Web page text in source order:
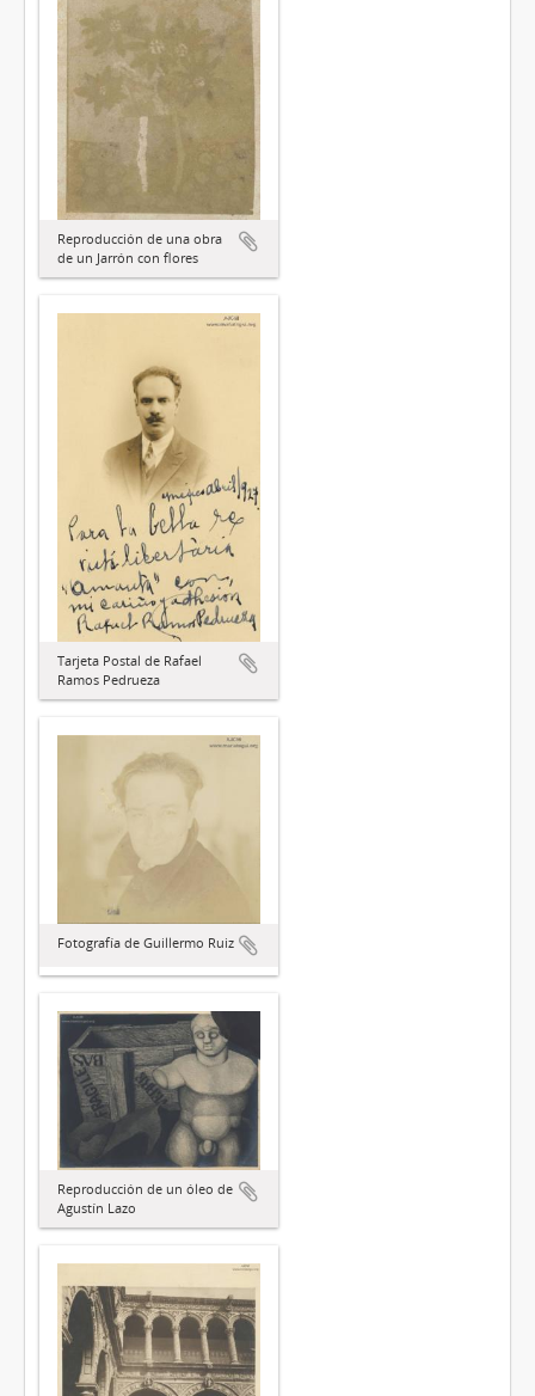
Reproducción de una obra
de un Jarrón con flores
Tarjeta Postal de Rafael
Ramos Pedrueza
Fotografía de Guillermo Ruiz
Reproducción de un óleo de
Agustín Lazo